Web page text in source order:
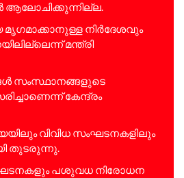
ആലോചിക്കുന്നില്ല.
മൃഗമാക്കാനുള്ള നിർദേശവും
മന്ത്രി
സംസ്ഥാനങ്ങളുടെ
കേന്ദ്രം
വിവിധ സംഘടനകളിലും
തുടരുന്നു.
പശുവധ നിരോധന